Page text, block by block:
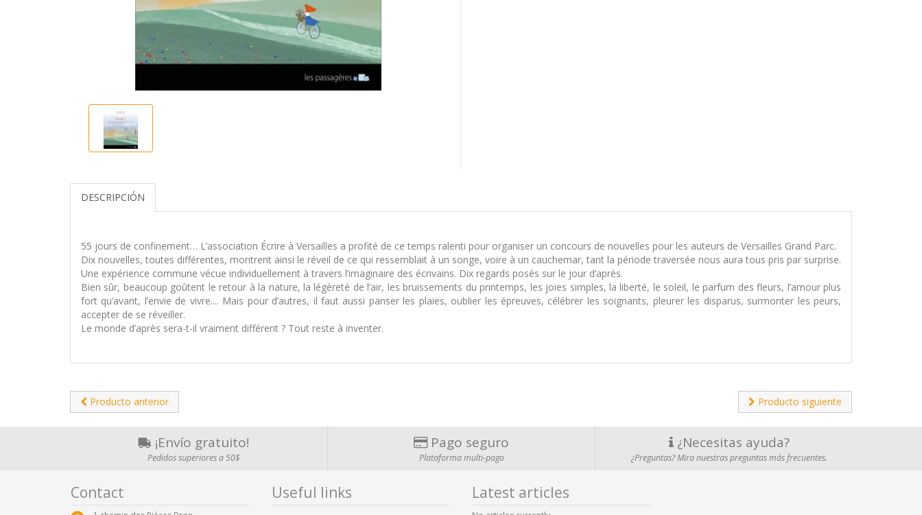
DESCRIPCIÓN
55 jours de confinement… L’association Écrire à Versailles a profité de ce temps ralenti pour organiser un concours de nouvelles pour les auteurs de Versailles Grand Parc.
Dix nouvelles, toutes différentes, montrent ainsi le réveil de ce qui ressemblait à un songe, voire à un cauchemar, tant la période traversée nous aura tous pris par surprise.
Une expérience commune vécue individuellement à travers l’imaginaire des écrivains. Dix regards posés sur le jour d’après.
Bien sûr, beaucoup goûtent le retour à la nature, la légèreté de l’air, les bruissements du printemps, les joies simples, la liberté, le soleil, le parfum des fleurs, l’amour plus
fort qu’avant, l’envie de vivre.... Mais pour d’autres, il faut aussi panser les plaies, oublier les épreuves, célébrer les soignants, pleurer les disparus, surmonter les peurs,
accepter de se réveiller.
Le monde d’après sera-t-il vraiment différent ? Tout reste à inventer.
Producto anterior Producto siguiente
¡Envío gratuito!
Pedidos superiores a 50$
Pago seguro
Plataforma multi-pago
¿Necesitas ayuda?
¿Preguntas? Mira nuestras preguntas más frecuentes.
Contact Useful links Latest articles